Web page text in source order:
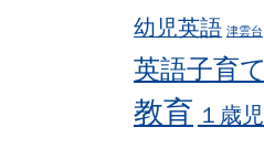
幼児英語 津雲台
英語子育て
教育 １歳児